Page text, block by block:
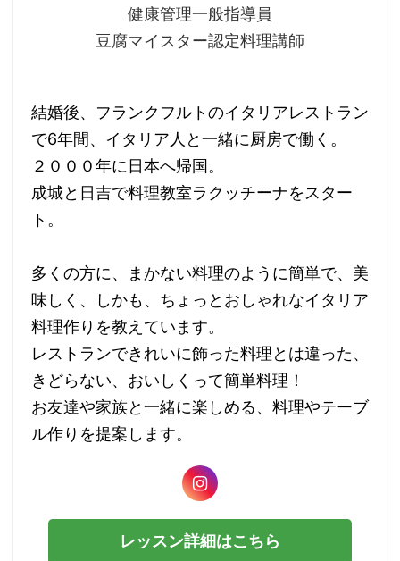
健康管理一般指導員
豆腐マイスター認定料理講師
結婚後、フランクフルトのイタリアレストラン
で6年間、イタリア人と一緒に厨房で働く。
２０００年に日本へ帰国。
成城と日吉で料理教室ラクッチーナをスター
ト。
多くの方に、まかない料理のように簡単で、美
味しく、しかも、ちょっとおしゃれなイタリア
料理作りを教えています。
レストランできれいに飾った料理とは違った、
きどらない、おいしくって簡単料理！
お友達や家族と一緒に楽しめる、料理やテーブ
ル作りを提案します。
レッスン詳細はこちら